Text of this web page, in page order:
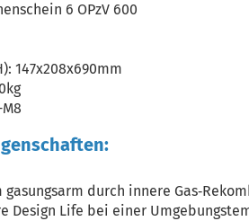
6 OPzV 600
147x208x690mm
gasungsarm durch innere
Design Life bei einer